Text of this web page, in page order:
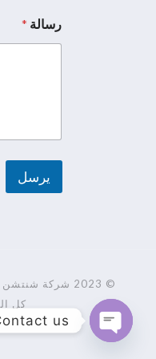
ا
س
رسالة *
يرسل
r
a
© 2023 شركة
كل
us